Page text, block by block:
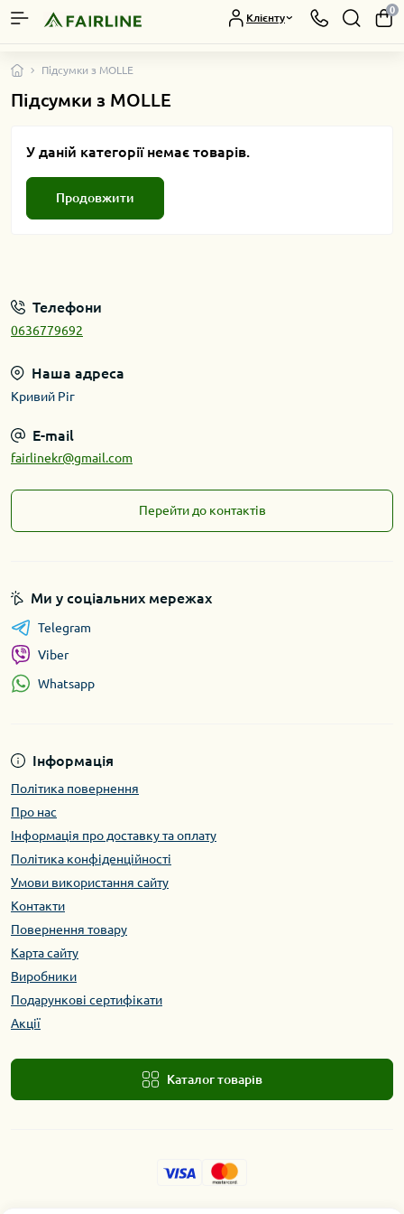
Клієнту
0
Підсумки з MOLLE
Підсумки з MOLLE
У даній категорії немає товарів.
Продовжити
Телефони
0636779692
Наша адреса
Кривий Ріг
E-mail
fairlinekr@gmail.com
Перейти до контактів
Інформація
Політика повернення
Про нас
Інформація про доставку та оплату
Політика конфіденційності
Умови використання сайту
Контакти
Повернення товару
Карта сайту
Виробники
Подарункові сертифікати
Акції
Каталог товарів
Ми у соціальних мережах
Telegram
Viber
Whatsapp